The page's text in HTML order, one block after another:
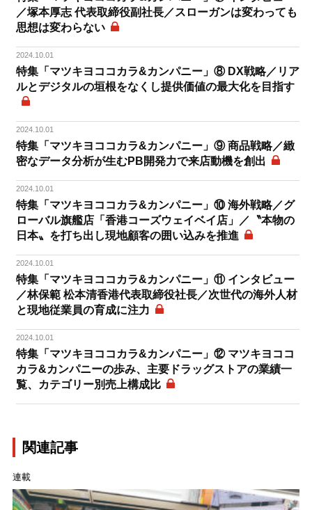
／塚本厚志 代表取締役副社長／スローガンは変わっても
思想は変わらない
2024.10.01
特集「マツキヨココカラ&カンパニー」⑧ DX戦略／リア
ルとデジタルの垣根をなくし提供価値の最大化を目指す
2024.10.01
特集「マツキヨココカラ&カンパニー」⑨ 商品戦略／緻
密なデータ分析が生むPB開発力で来店動機を創出
2024.10.01
特集「マツキヨココカラ&カンパニー」⑩ 海外戦略／グ
ローバル旗艦店「香港コーズウェイベイ店」／〝本物の
日本〟を打ち出し現地顧客の囲い込みを推進
2024.10.01
特集「マツキヨココカラ&カンパニー」⑪ インタビュー
／林保範 松本清香港代表取締役社長／次世代の海外人材
と現地従業員の育成に注力
2024.10.01
特集「マツキヨココカラ&カンパニー」⑫ マツキヨココ
カラ&カンパニーの歩み、主要ドラッグストアの業績一
覧、カテゴリー別売上構成比
関連記事
連載